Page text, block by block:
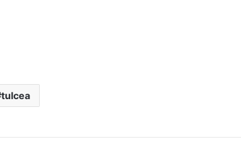
tulcea